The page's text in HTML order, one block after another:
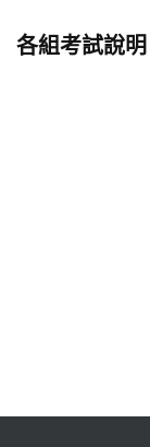
各組考試說明